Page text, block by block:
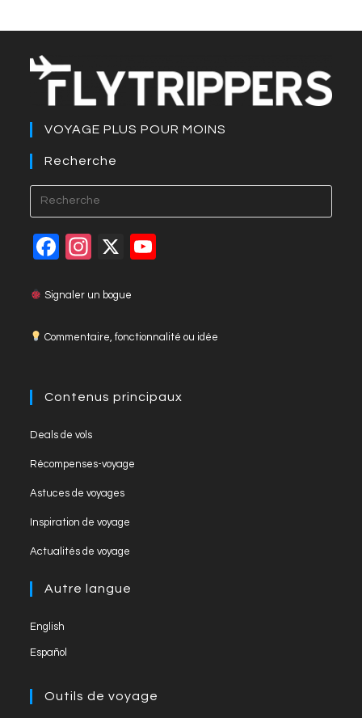
c
b
o
o
k
ss
n
er
p
Li
n
k
ail er
st
at
A
p
ar
e
VOYAGE PLUS POUR MOINS
Recherche
F
c
b
o
k
In
a
a
X
u
e
Signaler un bogue
Commentaire, fonctionnalité ou idée
Contenus principaux
Deals de vols
Récompenses-voyage
Astuces de voyages
Inspiration de voyage
Actualités de voyage
Autre langue
English
Español
Outils de voyage